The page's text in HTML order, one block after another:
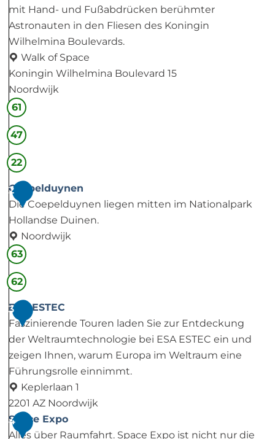
mit Hand- und Fußabdrücken berühmter
Astronauten in den Fliesen des Koningin
Wilhelmina Boulevards.
Walk of Space
Koningin Wilhelmina Boulevard 15
Noordwijk
W
a
l
k
o
f
S
p
a
c
e
61
47
22
2
Coepelduynen
Die Coepelduynen liegen mitten im Nationalpark
Hollandse Duinen.
Noordwijk
C
o
e
e
n
n
63
62
3
ESA ESTEC
Faszinierende Touren laden Sie zur Entdeckung
der Weltraumtechnologie bei ESA ESTEC ein und
zeigen Ihnen, warum Europa im Weltraum eine
Führungsrolle einnimmt.
Keplerlaan 1
2201 AZ Noordwijk
E
S
4
Space Expo
Alles über Raumfahrt. Space Expo ist nicht nur die